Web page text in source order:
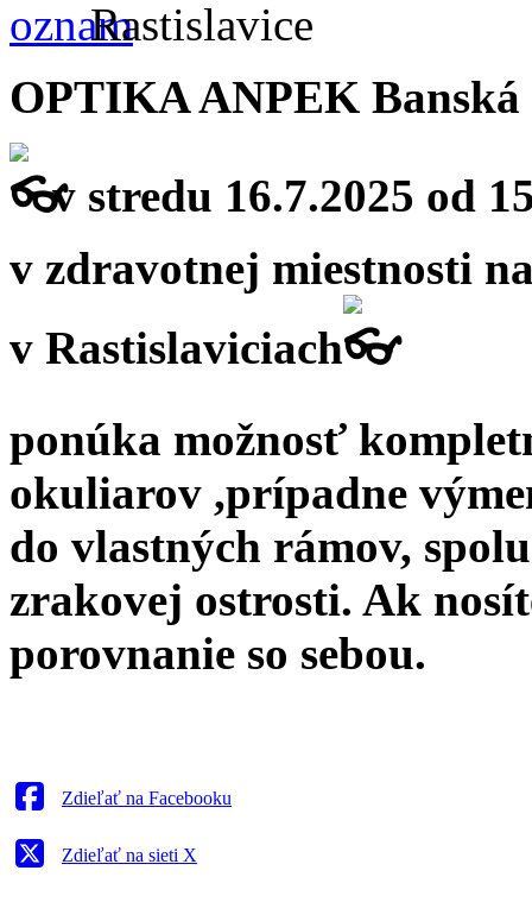
Rastislavice
OPTIKA ANPEK
v stredu 16.7.2025 od
v zdravotnej miestnosti
v Rastislaviciach
ponúka možnosť
okuliarov ,prípadne
do vlastných rámov,
zrakovej ostrosti. Ak
porovnanie so sebou.
Zdieľať na Facebooku
Zdieľať na sieti X